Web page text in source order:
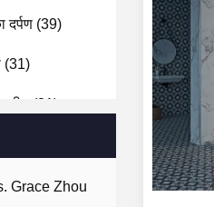
दर्पण (39)
(31)
(31)
के लिए बाड़े
(47)
Grace Zhou